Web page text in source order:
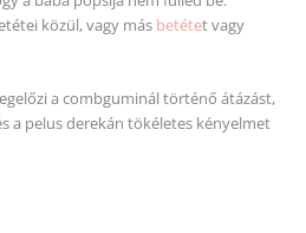
közül, vagy más betétet vagy
a combguminál történő átázást,
a pelus derekán tökéletes kényelmet